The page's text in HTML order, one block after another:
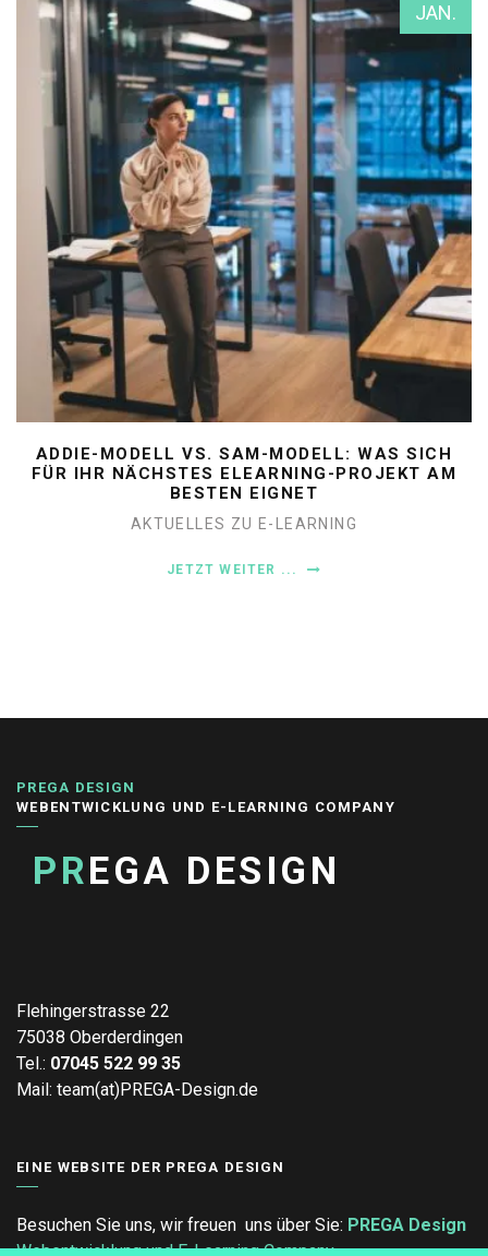
JAN.
ADDIE-MODELL VS. SAM-MODELL: WAS SICH
FÜR IHR NÄCHSTES ELEARNING-PROJEKT AM
BESTEN EIGNET
AKTUELLES ZU E-LEARNING
JETZT WEITER ...
PREGA DESIGN
WEBENTWICKLUNG UND E-LEARNING COMPANY
PREGA DESIGN
Flehingerstrasse 22
75038 Oberderdingen
Tel.: 07045 522 99 35
Mail: team(at)PREGA-Design.de
EINE WEBSITE DER PREGA DESIGN
Besuchen Sie uns, wir freuen uns über Sie: PREGA Design
Webentwicklung und E-Learning Company